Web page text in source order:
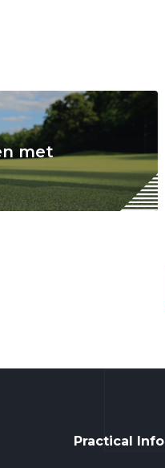
met
Practical Info